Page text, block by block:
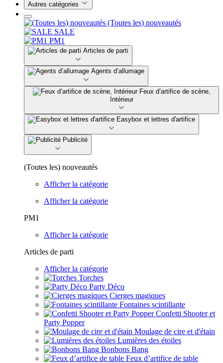
Autres catégories
(Toutes les) nouveautés
SALE
PM1
Articles de parti
Agents d’allumage
Feux d’artifice de scène,
Intérieur
Easybox et lettres d'artifice
Publicité
(Toutes les) nouveautés
Afficher la catégorie
Afficher la catégorie
PM1
Afficher la catégorie
Articles de parti
Afficher la catégorie
Torches
Party Déco
Cierges magiques
Fontaines scintillante
Confetti Shooter et
Party Popper
Moulage de cire et d'étain
Lumières des étoiles
Bonbons Bang
Feux d’artifice de table